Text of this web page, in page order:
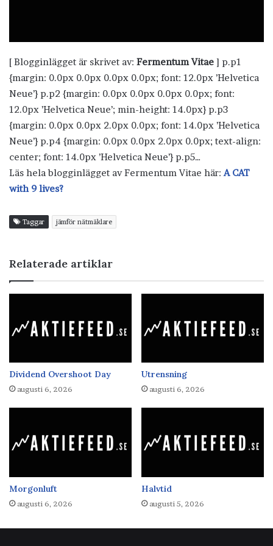
[ Blogginlägget är skrivet av: Fermentum Vitae ] p.p1
{margin: 0.0px 0.0px 0.0px 0.0px; font: 12.0px ’Helvetica
Neue’} p.p2 {margin: 0.0px 0.0px 0.0px 0.0px; font:
12.0px ’Helvetica Neue’; min-height: 14.0px} p.p3
{margin: 0.0px 0.0px 2.0px 0.0px; font: 14.0px ’Helvetica
Neue’} p.p4 {margin: 0.0px 0.0px 2.0px 0.0px; text-align:
center; font: 14.0px ’Helvetica Neue’} p.p5…
Läs hela blogginlägget av Fermentum Vitae här:A CAT
with 9 lives?
Taggar jämför nätmäklare
Relaterade artiklar
Dividend Overshoot Day
augusti 6, 2026
Utrensning
augusti 6, 2026
Morgonluft
augusti 6, 2026
Halvtid
augusti 5, 2026